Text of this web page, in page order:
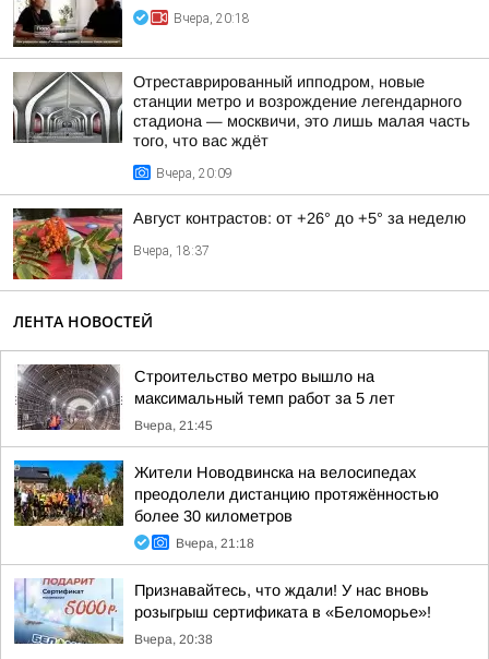
Вчера, 20:18
Отреставрированный ипподром, новые
станции метро и возрождение легендарного
стадиона — москвичи, это лишь малая часть
того, что вас ждёт
Вчера, 20:09
Август контрастов: от +26° до +5° за неделю
Вчера, 18:37
ЛЕНТА НОВОСТЕЙ
Строительство метро вышло на
максимальный темп работ за 5 лет
Вчера, 21:45
Жители Новодвинска на велосипедах
преодолели дистанцию протяжённостью
более 30 километров
Вчера, 21:18
Признавайтесь, что ждали! У нас вновь
розыгрыш сертификата в «Беломорье»!
Вчера, 20:38